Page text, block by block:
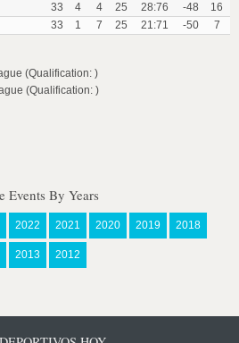
33 4 4 25 28:76 -48
16
33 1 7 25 21:71 -50 7
(Qualification: )
(Qualification: )
Events By Years
2022 2021 2020 2019 2018
2013 2012